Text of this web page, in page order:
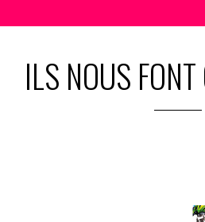
ILS NOUS